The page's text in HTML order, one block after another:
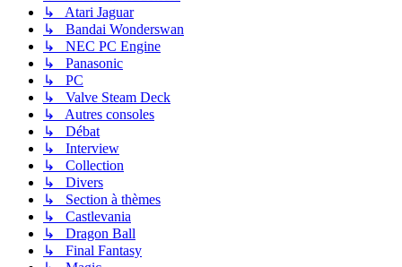
↳ Atari Jaguar
↳ Bandai Wonderswan
↳ NEC PC Engine
↳ Panasonic
↳ PC
↳ Valve Steam Deck
↳ Autres consoles
↳ Débat
↳ Interview
↳ Collection
↳ Divers
↳ Section à thèmes
↳ Castlevania
↳ Dragon Ball
↳ Final Fantasy